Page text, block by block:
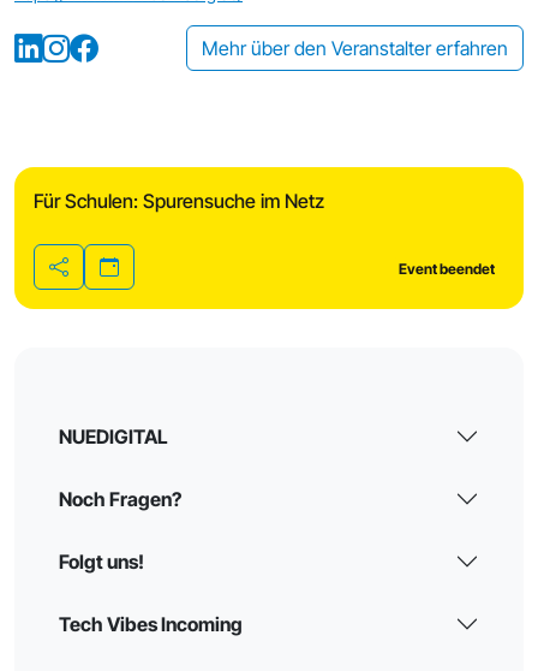
Mehr über den Veranstalter erfahren
Für Schulen: Spurensuche im Netz
Teilen
Event beendet
NUEDIGITAL
Noch Fragen?
Folgt uns!
Tech Vibes Incoming